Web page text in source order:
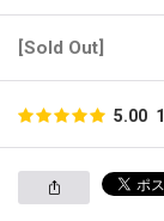
[Sold Out]
5.00 1